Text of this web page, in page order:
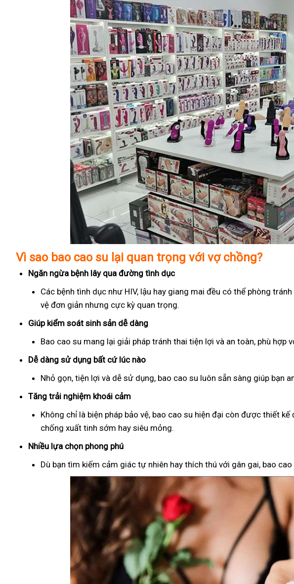
Vì sao bao cao su lại quan trọng với vợ chồng?
Ngăn ngừa bệnh lây qua đường tình dục
Các bệnh tình dục như HIV, lậu hay giang mai đều có thể phòng
vệ đơn giản nhưng cực kỳ quan trọng.
Giúp kiểm soát sinh sản dễ dàng
Bao cao su mang lại giải pháp tránh thai tiện lợi và an toàn, phù hợp
Dễ dàng sử dụng bất cứ lúc nào
Nhỏ gọn, tiện lợi và dễ sử dụng, bao cao su luôn sẵn sàng giúp bạn
Tăng trải nghiệm khoái cảm
Không chỉ là biện pháp bảo vệ, bao cao su hiện đại còn được thiết
chống xuất tinh sớm hay siêu mỏng.
Nhiều lựa chọn phong phú
Dù bạn tìm kiếm cảm giác tự nhiên hay thích thú với gân gai, bao